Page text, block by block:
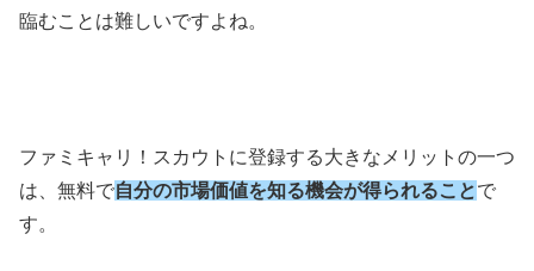
臨むことは難しいですよね。
ファミキャリ！スカウトに登録する大きなメリットの一つ
は、無料で自分の市場価値を知る機会が得られることで
す。